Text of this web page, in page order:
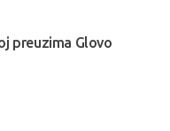
preuzima Glovo